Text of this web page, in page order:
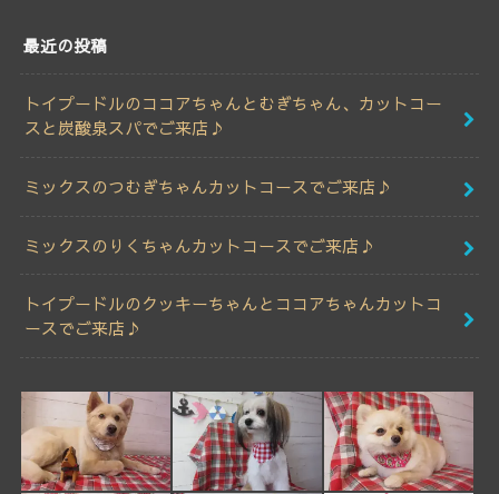
最近の投稿
トイプードルのココアちゃんとむぎちゃん、カットコー
スと炭酸泉スパでご来店♪
ミックスのつむぎちゃんカットコースでご来店♪
ミックスのりくちゃんカットコースでご来店♪
トイプードルのクッキーちゃんとココアちゃんカットコ
ースでご来店♪